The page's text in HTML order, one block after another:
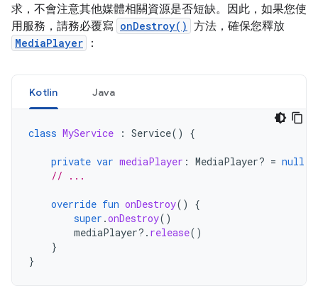
求，不會注意其他媒體相關資源是否短缺。因此，如果您使
用服務，請務必覆寫 onDestroy() 方法，確保您釋放
MediaPlayer ：
Kotlin Java
class MyService : Service() {
private var mediaPlayer : MediaPlayer? = null
// ...
override fun onDestroy()
{
super .onDestroy()
mediaPlayer?. release()
}
}